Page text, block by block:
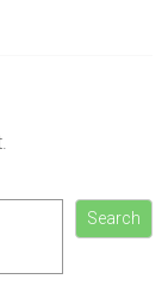
Search